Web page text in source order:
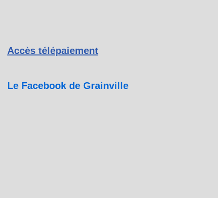
Accès télépaiement
Le Facebook de Grainville